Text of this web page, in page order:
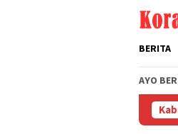
BERITA
AYO